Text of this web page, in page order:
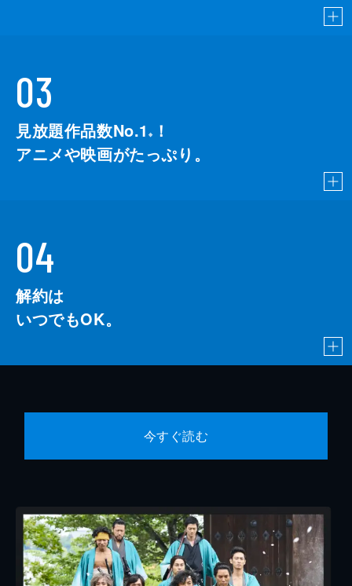
03
見放題作品数No.1 ※
！
アニメや映画がたっぷり。
04
解約は
いつでもOK。
今すぐ読む